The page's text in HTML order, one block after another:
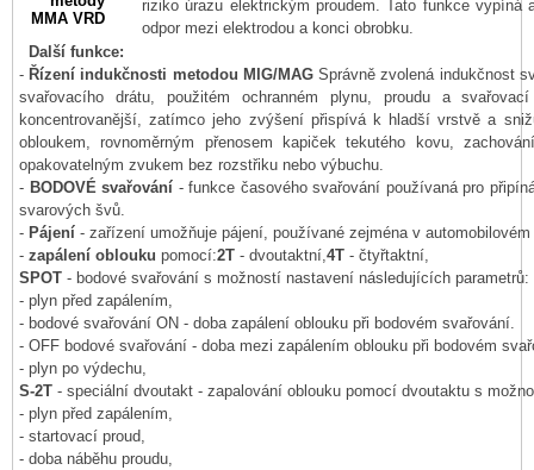
riziko úrazu elektrickým proudem. Tato funkce
odpor mezi elektrodou a konci obrobku.
Další funkce:
-Řízení indukčnosti metodou MIG/MAG Správně zvolená indukčnost
svařovacího drátu, použitém ochranném plynu, proudu a
koncentrovanější, zatímco jeho zvýšení přispívá k hladší vrstvě a
obloukem, rovnoměrným přenosem kapiček tekutého kovu,
opakovatelným zvukem bez rozstřiku nebo výbuchu.
- BODOVÉ svařování - funkce časového svařování používaná pro
svarových švů.
- Pájení - zařízení umožňuje pájení, používané zejména v
- zapálení oblouku pomocí:2T - dvoutaktní, 4T - čtyřtaktní,
SPOT - bodové svařování s možností nastavení následujících parametrů:
- plyn před zapálením,
- bodové svařování ON - doba zapálení oblouku při bodovém svařování.
- OFF bodové svařování - doba mezi zapálením oblouku při bodovém
- plyn po výdechu,
S-2T - speciální dvoutakt - zapalování oblouku pomocí dvoutaktu s
- plyn před zapálením,
- startovací proud,
- doba náběhu proudu,